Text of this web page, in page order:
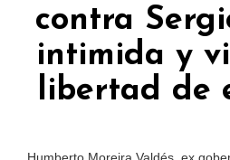
contra
intimida y
libertad de